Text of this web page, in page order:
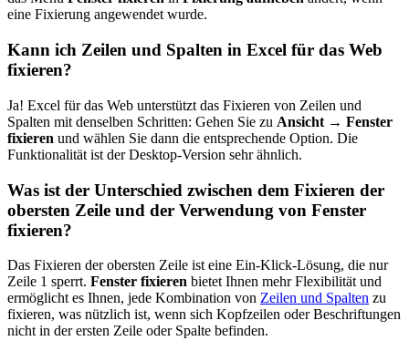
eine Fixierung angewendet wurde.
Kann ich Zeilen und Spalten in Excel für das Web
fixieren?
Ja! Excel für das Web unterstützt das Fixieren von Zeilen und
Spalten mit denselben Schritten: Gehen Sie zu Ansicht → Fenster
fixieren und wählen Sie dann die entsprechende Option. Die
Funktionalität ist der Desktop-Version sehr ähnlich.
Was ist der Unterschied zwischen dem Fixieren der
obersten Zeile und der Verwendung von Fenster
fixieren?
Das Fixieren der obersten Zeile ist eine Ein-Klick-Lösung, die nur
Zeile 1 sperrt. Fenster fixieren bietet Ihnen mehr Flexibilität und
ermöglicht es Ihnen, jede Kombination von Zeilen und Spalten zu
fixieren, was nützlich ist, wenn sich Kopfzeilen oder Beschriftungen
nicht in der ersten Zeile oder Spalte befinden.